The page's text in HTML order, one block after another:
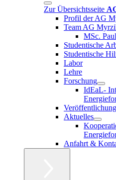
Zur Übersichtsseite
Profil der AG
Team AG
MSc.
Studentische
Studentische
Labor
Lehre
Forschung
IdEaL-
Aktuelles
Anfahrt &